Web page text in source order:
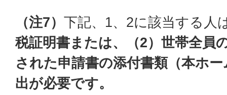
（注7） 下記、1、2に該当する人
税証明書または、（2）世帯全員
された申請書の添付書類（本ホ
出が必要です。